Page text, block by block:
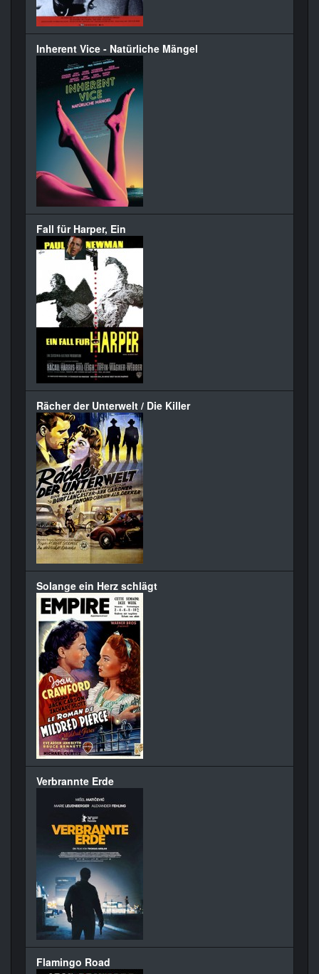
Inherent Vice - Natürliche Mängel
Fall für Harper, Ein
Rächer der Unterwelt / Die Killer
Solange ein Herz schlägt
Verbrannte Erde
Flamingo Road